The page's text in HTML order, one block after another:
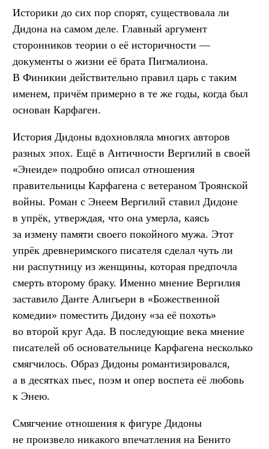
Историки до сих пор спорят, существовала ли
Дидона на самом деле. Главный аргумент
сторонников теории о её историчности —
документы о жизни её брата Пигмалиона.
В Финикии действительно правил царь с таким
именем, причём примерно в те же годы, когда был
основан Карфаген.
История Дидоны вдохновляла многих авторов
разных эпох. Ещё в Античности Вергилий в своей
«Энеиде» подробно описал отношения
правительницы Карфагена с ветераном Троянской
войны. Роман с Энеем Вергилий ставил Дидоне
в упрёк, утверждая, что она умерла, каясь
за измену памяти своего покойного мужа. Этот
упрёк древнеримского писателя сделал чуть ли
ни распутницу из женщины, которая предпочла
смерть второму браку. Именно мнение Вергилия
заставило Данте Алигьери в «Божественной
комедии» поместить Дидону «за её похоть»
во второй круг Ада. В последующие века мнение
писателей об основательнице Карфагена несколько
смягчилось. Образ Дидоны романтизировался,
а в десятках пьес, поэм и опер воспета её любовь
к Энею.
Смягчение отношения к фигуре Дидоны
не произвело никакого впечатления на Бенито